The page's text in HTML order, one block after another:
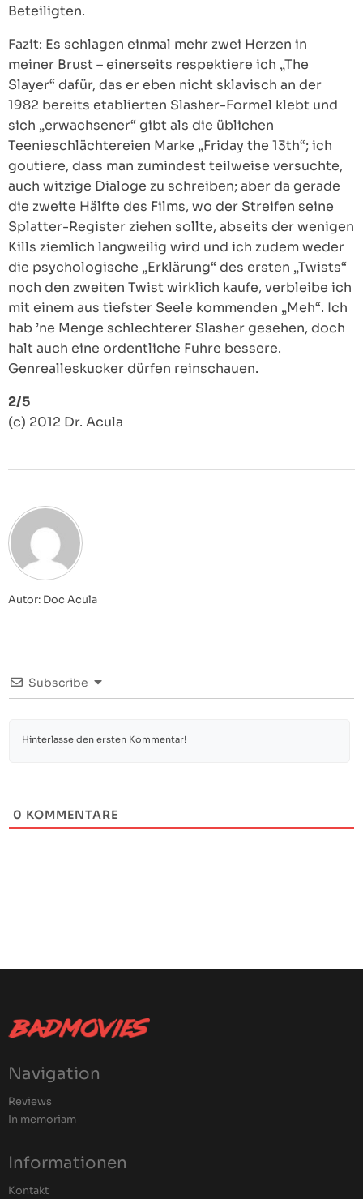
Beteiligten.
Fazit: Es schlagen einmal mehr zwei Herzen in
meiner Brust – einerseits respektiere ich „The
Slayer“ dafür, das er eben nicht sklavisch an der
1982 bereits etablierten Slasher-Formel klebt und
sich „erwachsener“ gibt als die üblichen
Teenieschlächtereien Marke „Friday the 13th“; ich
goutiere, dass man zumindest teilweise versuchte,
auch witzige Dialoge zu schreiben; aber da gerade
die zweite Hälfte des Films, wo der Streifen seine
Splatter-Register ziehen sollte, abseits der wenigen
Kills ziemlich langweilig wird und ich zudem weder
die psychologische „Erklärung“ des ersten „Twists“
noch den zweiten Twist wirklich kaufe, verbleibe ich
mit einem aus tiefster Seele kommenden „Meh“. Ich
hab ’ne Menge schlechterer Slasher gesehen, doch
halt auch eine ordentliche Fuhre bessere.
Genrealleskucker dürfen reinschauen.
2/5
(c) 2012 Dr. Acula
Autor: Doc Acula
Subscribe
0 KOMMENTARE
Navigation
Reviews
In memoriam
Informationen
Kontakt